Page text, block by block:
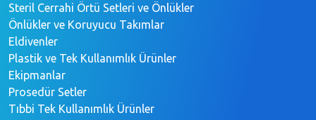
Steril Cerrahi Örtü Setleri ve Önlükler
Önlükler ve Koruyucu Takımlar
Eldivenler
Plastik ve Tek Kullanımlık Ürünler
Ekipmanlar
Prosedür Setler
Tıbbi Tek Kullanımlık Ürünler